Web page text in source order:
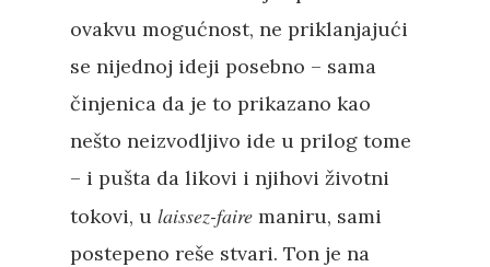
ovakvu mogućnost, ne priklanjajući
se nijednoj ideji posebno – sama
činjenica da je to prikazano kao
nešto neizvodljivo ide u prilog tome
– i pušta da likovi i njihovi životni
tokovi, u laissez-faire maniru, sami
postepeno reše stvari. Ton je na